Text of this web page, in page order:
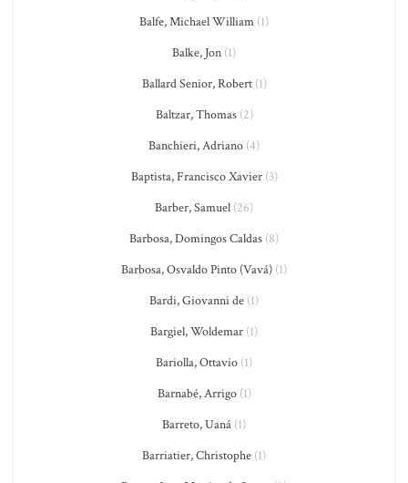
Balfe, Michael William (1)
Balke, Jon (1)
Ballard Senior, Robert(1)
Baltzar, Thomas(2)
Banchieri, Adriano (4)
Baptista, Francisco Xavier(3)
Barber, Samuel (26)
Barbosa, Domingos Caldas (8)
Barbosa, Osvaldo Pinto (Vavá) (1)
Bardi, Giovanni de (1)
Bargiel, Woldemar (1)
Bariolla, Ottavio (1)
Barnabé, Arrigo(1)
Barreto, Uaná (1)
Barriatier, Christophe (1)